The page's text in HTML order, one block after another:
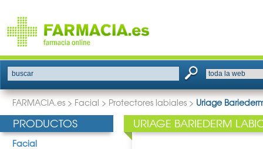
buscar
FARMACIA.es > Facial > Protectores labiales > Uriage
PRODUCTOS
Facial
URIAGE BARIEDERM